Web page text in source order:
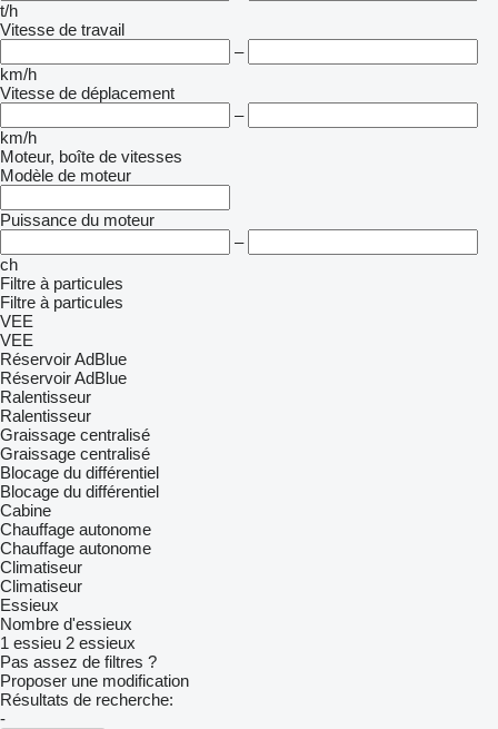
t/h
Vitesse de travail
–
km/h
Vitesse de déplacement
–
km/h
Moteur, boîte de vitesses
Modèle de moteur
Puissance du moteur
–
ch
Filtre à particules
Filtre à particules
VEE
VEE
Réservoir AdBlue
Réservoir AdBlue
Ralentisseur
Ralentisseur
Graissage centralisé
Graissage centralisé
Blocage du différentiel
Blocage du différentiel
Cabine
Chauffage autonome
Chauffage autonome
Climatiseur
Climatiseur
Essieux
Nombre d'essieux
1 essieu 2 essieux
Pas assez de filtres ?
Proposer une modification
Résultats de recherche:
-